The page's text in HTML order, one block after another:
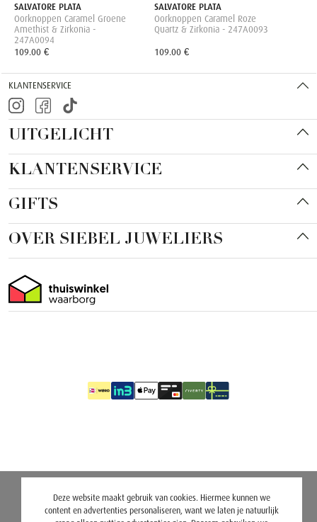
SALVATORE PLATA
Oorknoppen Caramel Groene
Amethist & Zirkonia -
247A0094
109.00 €
SALVATORE PLATA
Oorknoppen Caramel Roze
Quartz & Zirkonia - 247A0093
109.00 €
KLANTENSERVICE
UITGELICHT
KLANTENSERVICE
GIFTS
OVER SIEBEL JUWELIERS
Deze website maakt gebruik van cookies. Hiermee kunnen we
content en advertenties personaliseren, want we laten je natuurlijk